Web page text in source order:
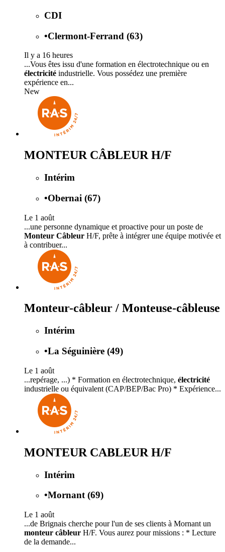
CDI
•Clermont-Ferrand (63)
Il y a 16 heures
...Vous êtes issu d'une formation en électrotechnique ou en
électricité industrielle. Vous possédez une première
expérience en...
New
MONTEUR CÂBLEUR H/F
Intérim
•Obernai (67)
Le 1 août
...une personne dynamique et proactive pour un poste de
Monteur Câbleur H/F, prête à intégrer une équipe motivée et
à contribuer...
Monteur-câbleur / Monteuse-câbleuse
Intérim
•La Séguinière (49)
Le 1 août
...repérage, ...) * Formation en électrotechnique, électricité
industrielle ou équivalent (CAP/BEP/Bac Pro) * Expérience...
MONTEUR CABLEUR H/F
Intérim
•Mornant (69)
Le 1 août
...de Brignais cherche pour l'un de ses clients à Mornant un
monteur câbleur H/F. Vous aurez pour missions : * Lecture
de la demande...